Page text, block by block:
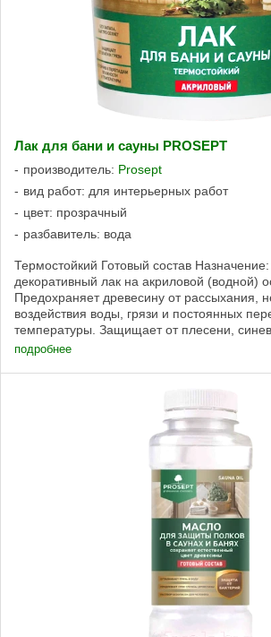
Лак для бани и сауны PROSEPT
производитель: Prosept
вид работ: для интерьерных работ
цвет: прозрачный
разбавитель: вода
Термостойкий Готовый состав
декоративный лак на акриловой (водной)
Предохраняет древесину от рассыхания,
воздействия воды, грязи и постоянных
температуры. Защищает от плесени,
подробнее